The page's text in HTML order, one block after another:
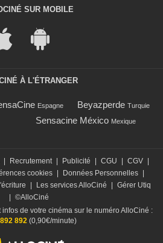
SUR MOBILE
À L'ÉTRANGER
Espagne Beyazperde Turquie
Sensacine México Mexique
| Recrutement | Publicité | CGU | CGV |
cookies | Données Personnelles |
| Les services AlloCiné | Gérer Utiq
| ©AlloCiné
de votre cinéma sur le numéro AlloCiné :
892 (0,90€/minute)